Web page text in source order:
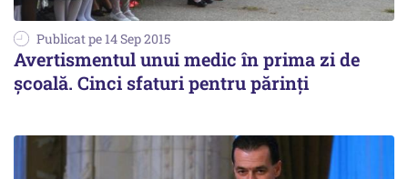
Publicat pe 14 Sep 2015
Avertismentul unui medic în prima zi de
școală. Cinci sfaturi pentru părinți